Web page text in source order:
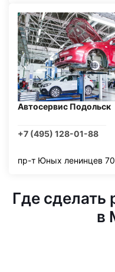
Автосервис Подольск
+7 (495) 128-01-88
пр-т Юных ленинцев
Где сделать
в